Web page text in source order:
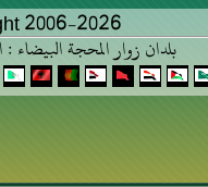
2006-2026
بلدان زوار المحجة